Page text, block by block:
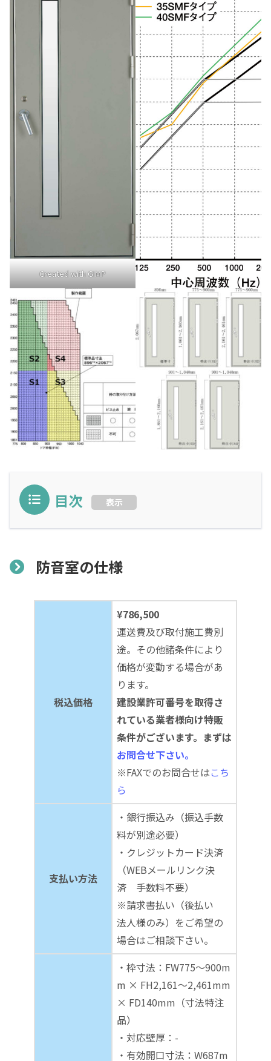
Created with GIMP
目次 表示
防音室の仕様
税込価格
¥786,500
運送費及び取付施工費別
途。その他諸条件により
価格が変動する場合があ
ります。
建設業許可番号を取得さ
れている業者様向け特販
条件がございます。まずは
お問合せ下さい。
※FAXでのお問合せはこち
ら
支払い方法
・銀行振込み（振込手数
料が別途必要）
・クレジットカード決済
（WEBメールリンク決
済 手数料不要）
※請求書払い（後払い
法人様のみ）をご希望の
場合はご相談下さい。
・枠寸法：FW775～900m
m × FH2,161～2,461mm
× FD140mm（寸法特注
品）
・対応壁厚：-
・有効開口寸法：W687m